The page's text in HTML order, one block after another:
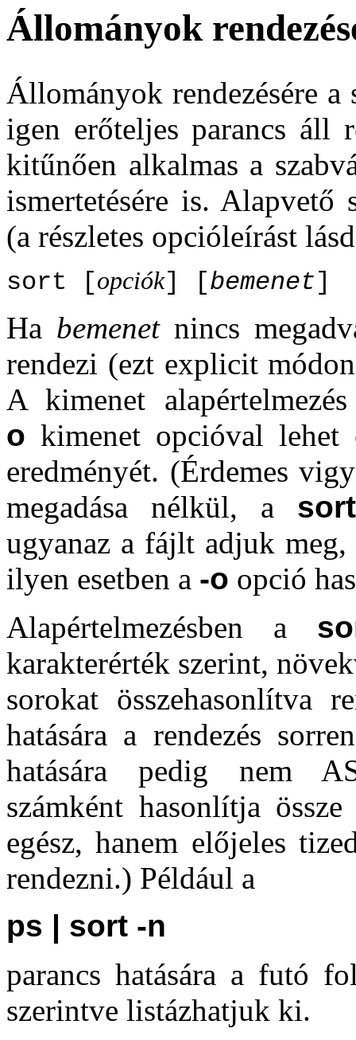
Állományok
Állományok rendezésére
igen erőteljes parancs áll
kitűnően alkalmas a
ismertetésére is.
(a részletes opcióleírást
sort [opciók] [bemenet]
Ha bemenetnincs
rendezi (ezt explicit
A kimenet
o kimenet opcióval
eredményét. (Érdemes
megadása nélkül, a sort
ugyanaz a fájlt adjuk meg,
ilyen esetben a -o opció
Alapértelmezésben a
karakterérték szerint,
sorokat összehasonlítva
hatására a rendezés
hatására pedig nem
számként hasonlítja
egész, hanem előjeles
rendezni.) Például a
ps | sort -n
parancs hatására a futó
szerintve listázhatjuk ki.